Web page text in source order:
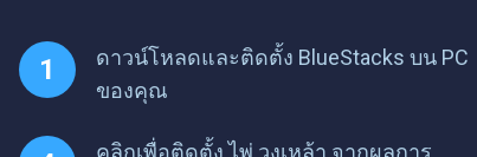
ดาวน์โหลดและติดตั้ง BlueStacks บน PC
ของคุณ
คลิกเพื่อติดตั้ง ไพ่ วงเหล้า จากผลการ